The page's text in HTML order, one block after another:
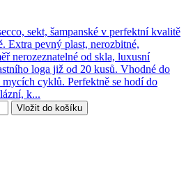
sekt, šampanské v perfektní kvalitě
Extra pevný plast, nerozbitné,
nerozeznatelné od skla, luxusní
loga již od 20 kusů. Vhodné do
cyklů. Perfektně se hodí do
k...
Vložit do košíku